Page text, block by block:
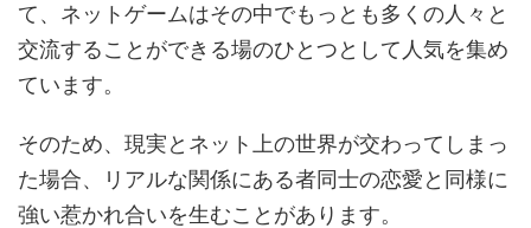
て、ネットゲームはその中でもっとも多くの人々と
交流することができる場のひとつとして人気を集め
ています。
そのため、現実とネット上の世界が交わってしまっ
た場合、リアルな関係にある者同士の恋愛と同様に
強い惹かれ合いを生むことがあります。